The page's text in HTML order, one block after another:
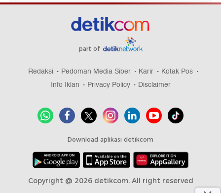
part of
Redaksi Pedoman Media Siber Karir
Kotak Pos
Info Iklan
Privacy Policy Disclaimer
Download aplikasi detikcom
Copyright @ 2026 detikcom, All right reserved